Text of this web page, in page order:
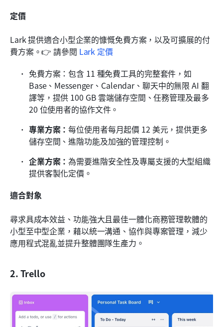
定價
Lark 提供適合小型企業的慷慨免費方案，以及可擴展的付
費方案。👉 請參閱 Lark 定價
免費方案：包含 11 種免費工具的完整套件，如
Base、Messenger、Calendar、聊天中的無限 AI 翻
譯等，提供 100 GB 雲端儲存空間、任務管理及最多
20 位使用者的協作文件。
專業方案：每位使用者每月起價 12 美元，提供更多
儲存空間、進階功能及加強的管理控制。
企業方案：為需要進階安全性及專屬支援的大型組織
提供客製化定價。
適合對象
尋求具成本效益、功能強大且最佳一體化商務管理軟體的
小型至中型企業，藉以統一溝通、協作與專案管理，減少
應用程式混亂並提升整體團隊生產力。
2. Trello